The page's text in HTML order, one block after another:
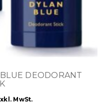
DEODORANT
MwSt.